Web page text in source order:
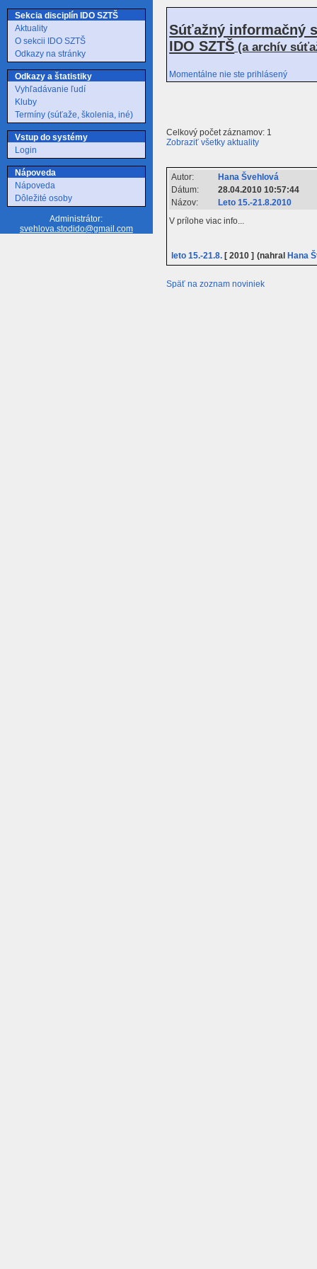
Sekcia disciplín IDO SZTŠ
Aktuality
O sekcii IDO SZTŠ
Odkazy na stránky
Odkazy a štatistiky
Vyhľadávanie ľudí
Kluby
Termíny (súťaže, školenia, iné)
Vstup do systémy
Login
Nápoveda
Nápoveda
Dôležité osoby
Administrátor:
svehlova.stodido@gmail.com
Súťažný informačný
IDO SZTŠ (a archív
Momentálne nie ste prihlásený
Celkový počet záznamov: 1
Zobraziť všetky aktuality
Autor:
Hana Švehlová
Dátum:
28.04.2010 10:57:44
Názov:
Leto 15.-21.8.2010
V prílohe viac info...
leto 15.-21.8. [ 2010 ] (nahralHana
Späť na zoznam noviniek